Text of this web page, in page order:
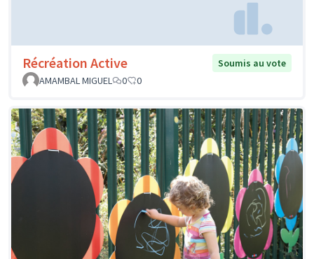
Récréation Active
Soumis au vote
AMAMBAL MIGUEL
0 0